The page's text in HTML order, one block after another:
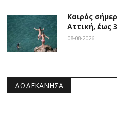
Καιρός
Αττική, έως
08-08-2026
ΔΩΔΕΚΆΝΗΣΑ